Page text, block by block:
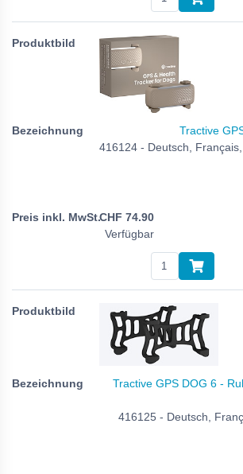
Tractive
416124 - Deutsch,
CHF 74.90
Verfügbar
Tractive GPS DOG 6 -
416125 - Deutsch,